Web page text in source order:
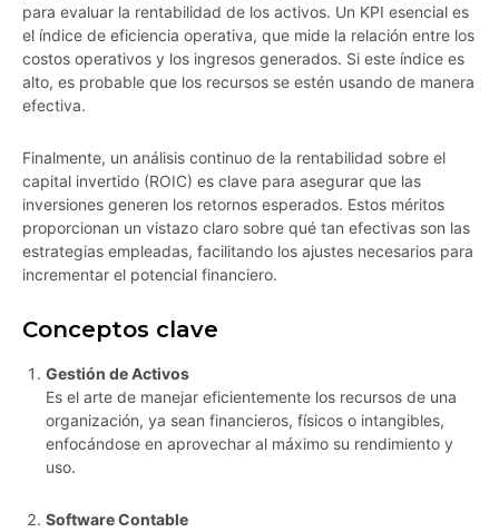
para evaluar la rentabilidad de los activos. Un KPI esencial es
el índice de eficiencia operativa, que mide la relación entre los
costos operativos y los ingresos generados. Si este índice es
alto, es probable que los recursos se estén usando de manera
efectiva.
Finalmente, un análisis continuo de la rentabilidad sobre el
capital invertido (ROIC) es clave para asegurar que las
inversiones generen los retornos esperados. Estos méritos
proporcionan un vistazo claro sobre qué tan efectivas son las
estrategias empleadas, facilitando los ajustes necesarios para
incrementar el potencial financiero.
Conceptos clave
Gestión de Activos
Es el arte de manejar eficientemente los recursos de una
organización, ya sean financieros, físicos o intangibles,
enfocándose en aprovechar al máximo su rendimiento y
uso.
Software Contable